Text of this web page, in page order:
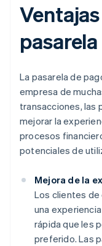
La pasarela de
empresa de
transacciones, las
mejorar la
procesos
potenciales de
Mejora de la
Los clientes
una
rápida que les
preferido. Las